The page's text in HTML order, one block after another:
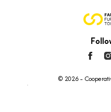
© 2026 -